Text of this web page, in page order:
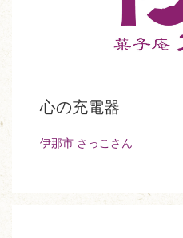
心の充電器
伊那市 さっこさん